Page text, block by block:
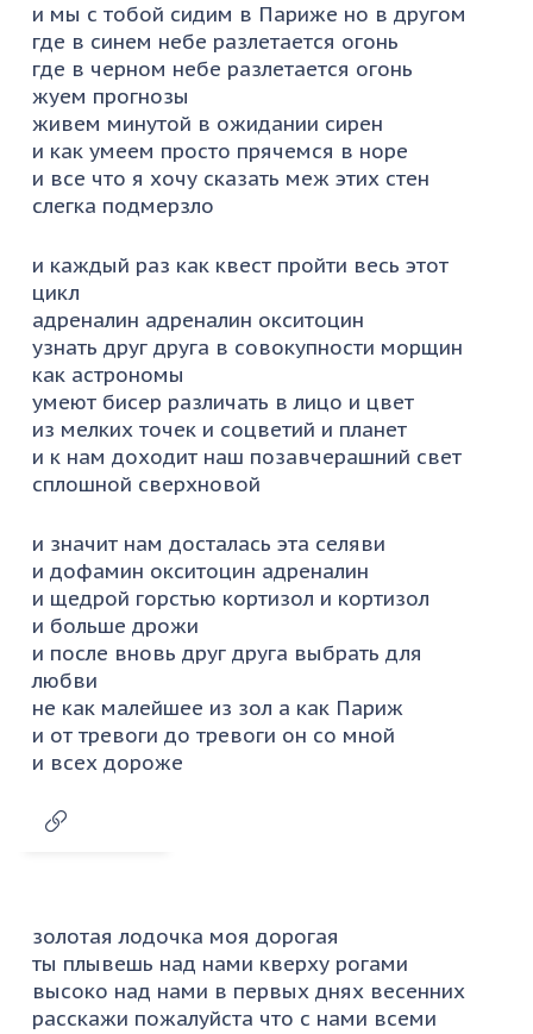
и мы с тобой сидим в Париже но в другом
где в синем небе разлетается огонь
где в черном небе разлетается огонь
жуем прогнозы
живем минутой в ожидании сирен
и как умеем просто прячемся в норе
и все что я хочу сказать меж этих стен
слегка подмерзло
и каждый раз как квест пройти весь этот
цикл
адреналин адреналин окситоцин
узнать друг друга в совокупности морщин
как астрономы
умеют бисер различать в лицо и цвет
из мелких точек и соцветий и планет
и к нам доходит наш позавчерашний свет
сплошной сверхновой
и значит нам досталась эта селяви
и дофамин окситоцин адреналин
и щедрой горстью кортизол и кортизол
и больше дрожи
и после вновь друг друга выбрать для
любви
не как малейшее из зол а как Париж
и от тревоги до тревоги он со мной
и всех дороже
золотая лодочка моя дорогая
ты плывешь над нами кверху рогами
высоко над нами в первых днях весенних
расскажи пожалуйста что с нами всеми